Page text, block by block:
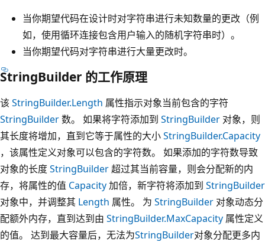
当你期望代码在设计时对字符串进行未知数量的更改（例
如，使用循环连接包含用户输入的随机字符串时）。
当你期望代码对字符串进行大量更改时。
StringBuilder 的工作原理
该 StringBuilder.Length 属性指示对象当前包含的字符
StringBuilder数。 如果将字符添加到 StringBuilder 对象，则
其长度将增加，直到它等于属性的大小StringBuilder.Capacity
，该属性定义对象可以包含的字符数。 如果添加的字符数导致
对象的长度StringBuilder超过其当前容量，则会分配新的内
存，将属性的值 Capacity加倍，新字符将添加到 StringBuilder
对象中，并调整其 Length 属性。 为 StringBuilder 对象动态分
配额外内存，直到达到由 StringBuilder.MaxCapacity 属性定义
的值。 达到最大容量后，无法为StringBuilder对象分配更多内